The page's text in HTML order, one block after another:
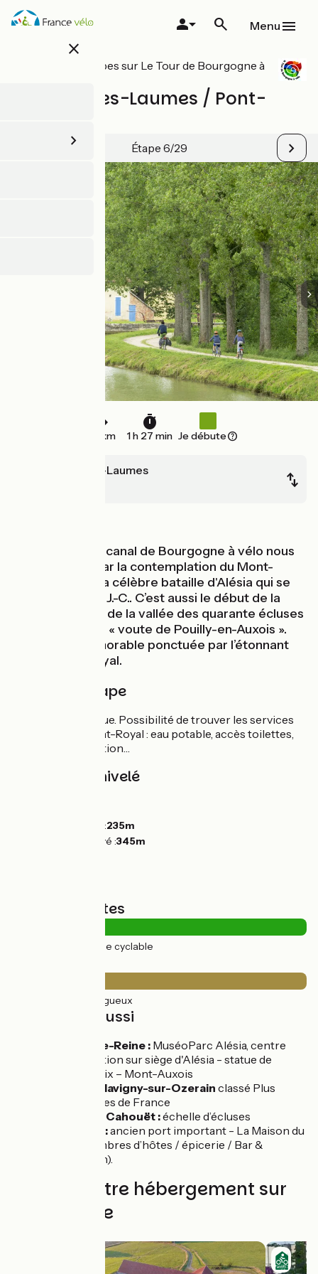
Aller
au
close
Menu
Toutes les étapes sur Le Tour de Bourgogne à
Venarey-les-Laumes / Pont-
Étape 6/29
22 km 1 h 27 min Je débute
Venarey-les-Laumes
Cette étape du canal de Bourgogne à vélo nous
impressionne par la contemplation du Mont-
Auxois, site de la célèbre bataille d'Alésia qui se
tint en 52 avant J.-C.. C’est aussi le début de la
lente ascension de la vallée des quarante écluses
vers la fameuse « voute de Pouilly-en-Auxois ».
Une étape mémorable ponctuée par l’étonnant
site de Pont-Royal.
Détail de l'étape
Voie verte continue. Possibilité de trouver les services
nécessaires à Pont-Royal : eau potable, accès toilettes,
épicerie, restauration…
Pentes et dénivelé
Point le plus bas :235m
Point le plus élevé :345m
Types de routes
(100%) Voie cyclable
(100%) Rugueux
À découvrir aussi
Alise-Sainte-Reine : MuséoParc Alésia, centre
d’interprétation sur siège d'Alésia - statue de
Vercingétorix – Mont-Auxois
Village de Flavigny-sur-Ozerain classé Plus
Beaux Villages de France
Marigny-le-Cahouët :échelle d’écluses
Pont-Royal :ancien port important - La Maison du
Canal (Chambres d’hôtes / épicerie / Bar &
Restauration).
Trouvez votre hébergement sur
cette étape